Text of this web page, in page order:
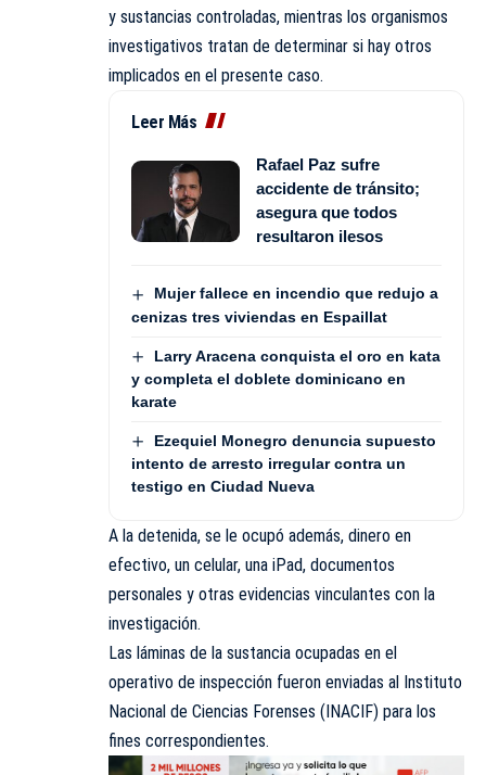
y sustancias controladas, mientras los organismos
investigativos tratan de determinar si hay otros
implicados en el presente caso.
Leer Más
Rafael Paz sufre
accidente de tránsito;
asegura que todos
resultaron ilesos
Mujer fallece en incendio que redujo a
cenizas tres viviendas en Espaillat
Larry Aracena conquista el oro en kata
y completa el doblete dominicano en
karate
Ezequiel Monegro denuncia supuesto
intento de arresto irregular contra un
testigo en Ciudad Nueva
A la detenida, se le ocupó además, dinero en
efectivo, un celular, una iPad, documentos
personales y otras evidencias vinculantes con la
investigación.
Las láminas de la sustancia ocupadas en el
operativo de inspección fueron enviadas al Instituto
Nacional de Ciencias Forenses (INACIF) para los
fines correspondientes.